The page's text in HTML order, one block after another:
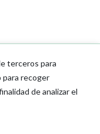
terceros para
para recoger
de analizar el